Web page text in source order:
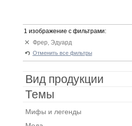
1 изображение с фильтрами:
Фрер, Эдуард
Отменить все фильтры
Вид продукции
Темы
Мифы и легенды